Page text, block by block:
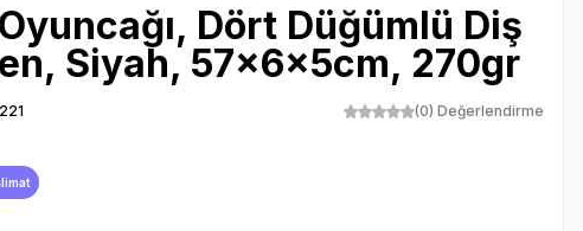
Dört Düğümlü Diş
Siyah, 57x6x5cm, 270gr
(0) Değerlendirme